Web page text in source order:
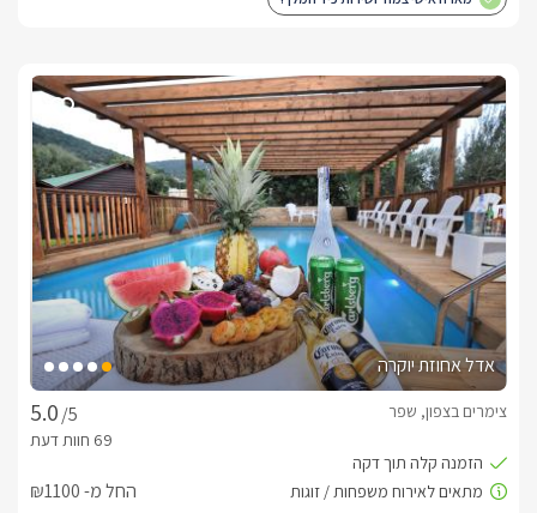
אדל אחוזת יוקרה
/5
צימרים בצפון, שפר
החל מ- ₪1100